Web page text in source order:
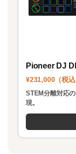
Pioneer DJ
¥231,000（税込
STEM分離対応
現。